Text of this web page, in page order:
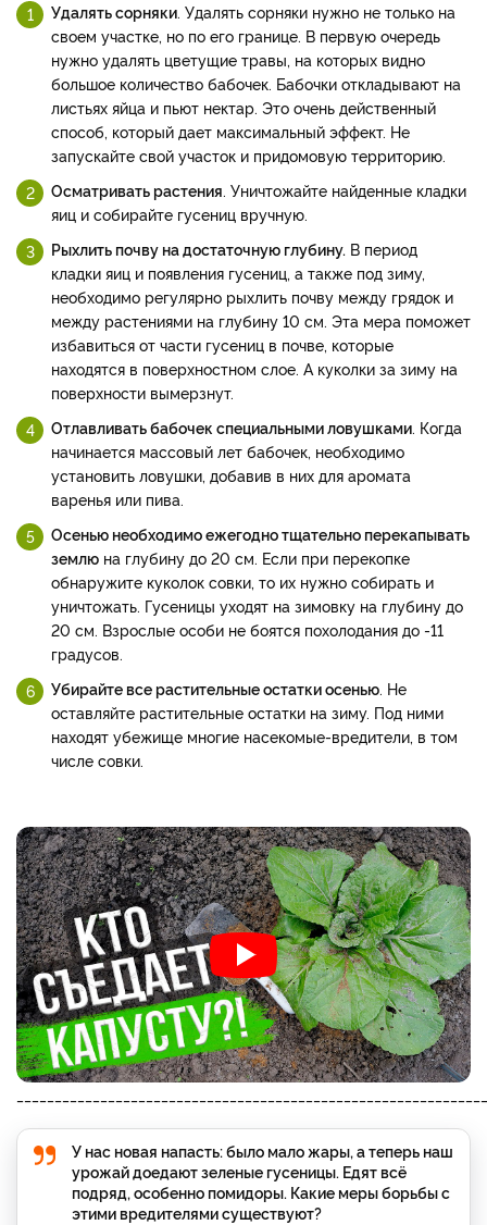
Удалять сорняки. Удалять сорняки нужно не только на
своем участке, но по его границе. В первую очередь
нужно удалять цветущие травы, на которых видно
большое количество бабочек. Бабочки откладывают на
листьях яйца и пьют нектар. Это очень действенный
способ, который дает максимальный эффект. Не
запускайте свой участок и придомовую территорию.
Осматривать растения. Уничтожайте найденные кладки
яиц и собирайте гусениц вручную.
Рыхлить почву на достаточную глубину. В период
кладки яиц и появления гусениц, а также под зиму,
необходимо регулярно рыхлить почву между грядок и
между растениями на глубину 10 см. Эта мера поможет
избавиться от части гусениц в почве, которые
находятся в поверхностном слое. А куколки за зиму на
поверхности вымерзнут.
Отлавливать бабочек специальными ловушками. Когда
начинается массовый лет бабочек, необходимо
установить ловушки, добавив в них для аромата
варенья или пива.
Осенью необходимо ежегодно тщательно перекапывать
землю на глубину до 20 см. Если при перекопке
обнаружите куколок совки, то их нужно собирать и
уничтожать. Гусеницы уходят на зимовку на глубину до
20 см. Взрослые особи не боятся похолодания до -11
градусов.
Убирайте все растительные остатки осенью. Не
оставляйте растительные остатки на зиму. Под ними
находят убежище многие насекомые-вредители, в том
числе совки.
У нас новая напасть: было мало жары, а теперь наш
урожай доедают зеленые гусеницы. Едят всё
подряд, особенно помидоры. Какие меры борьбы с
этими вредителями существуют?